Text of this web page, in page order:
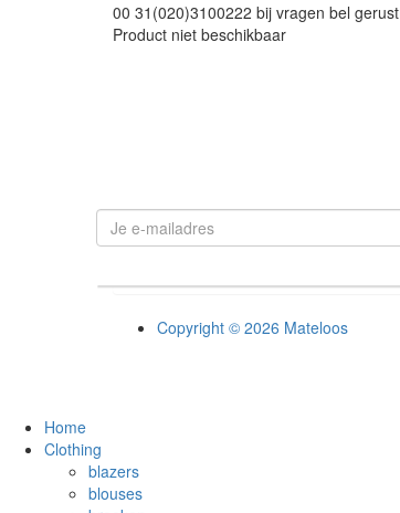
00 31(020)3100222 bij vragen bel gerust
Product niet beschikbaar
Copyright © 2026 Mateloos
Home
Clothing
blazers
blouses